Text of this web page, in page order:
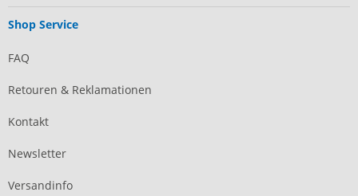
Shop Service
FAQ
Retouren & Reklamationen
Kontakt
Newsletter
Versandinfo